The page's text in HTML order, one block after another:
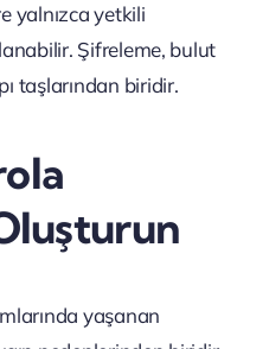
yalnızca yetkili
Şifreleme, bulut
taşlarından biridir.
yaşanan